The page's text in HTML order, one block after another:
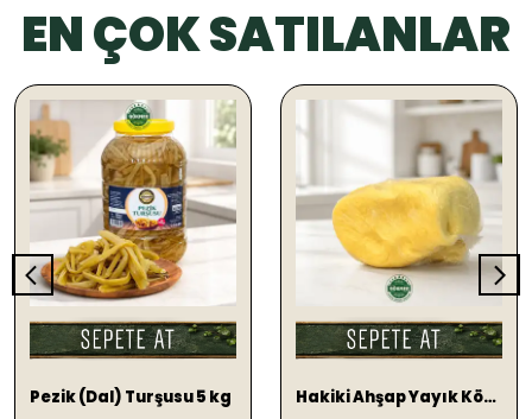
EN ÇOK SATILANLAR
SEPETE EKLE
Pezik (Dal) Turşusu 5 kg
SEPETE EKLE
Hakiki Ahşap Yayık Köy Tereyağ 1 KG (TUZLU)